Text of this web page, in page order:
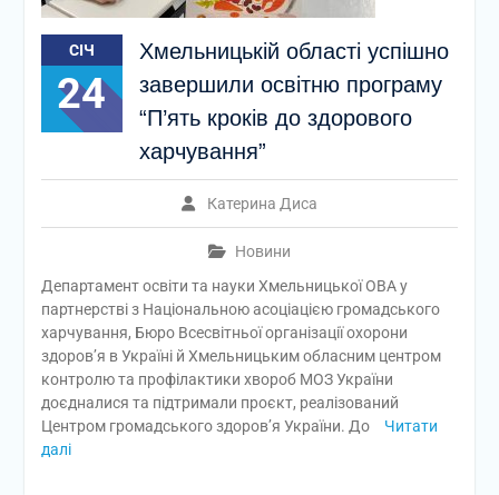
СІЧ
24
Хмельницькій області успішно
завершили освітню програму
“П’ять кроків до здорового
харчування”
Катерина Диса
Новини
Департамент освіти та науки Хмельницької ОВА у
партнерстві з Національною асоціацією громадського
харчування, Бюро Всесвітньої організації охорони
здоров’я в Україні й Хмельницьким обласним центром
контролю та профілактики хвороб МОЗ України
доєдналися та підтримали проєкт, реалізований
Центром громадського здоров’я України. До
Читати
далі